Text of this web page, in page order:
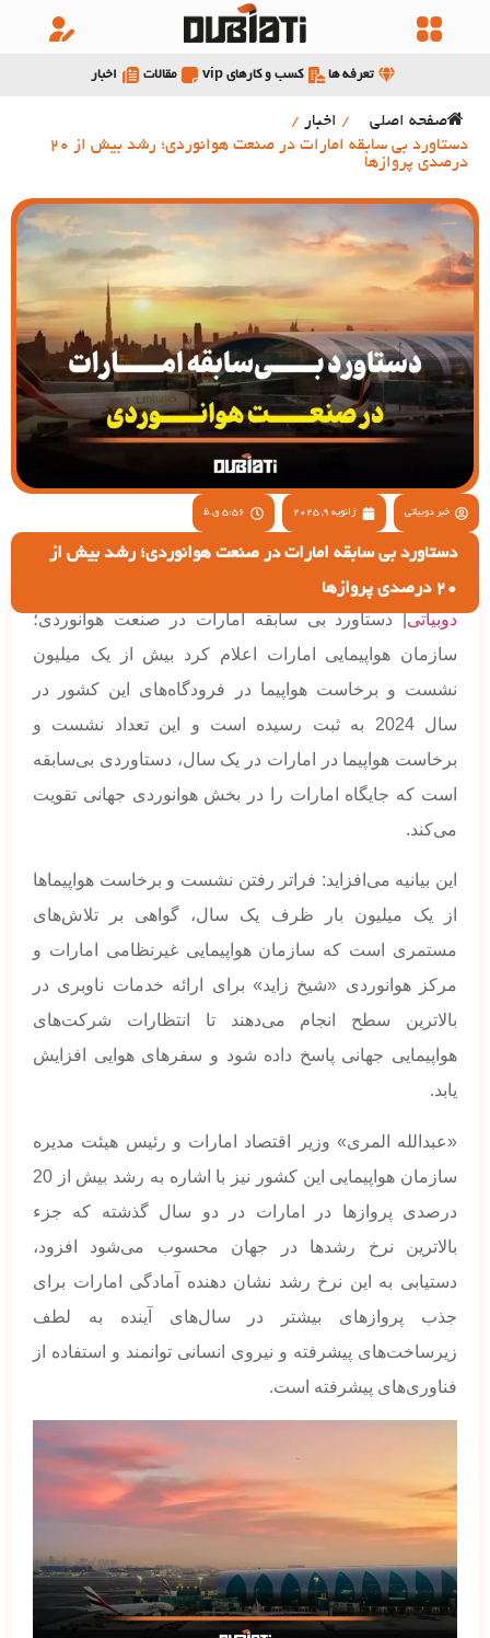
تعرفه ها کسب و کارهای vip مقالات اخبار
صفحه اصلی / اخبار /
دستاورد بی سابقه امارات در صنعت هوانوردی؛ رشد بیش از 20
درصدی پروازها
خبر دوبیاتی ژانویه 9, 2025 5:56 ق.ظ
دستاورد بی سابقه امارات در صنعت هوانوردی؛ رشد بیش از
20 درصدی پروازها
دوبیاتی| دستاورد بی سابقه امارات در صنعت هوانوردی؛
سازمان هواپیمایی امارات اعلام کرد بیش از یک میلیون
نشست و برخاست هواپیما در فرودگاه‌های این کشور در
سال 2024 به ثبت رسیده است و این تعداد نشست و
برخاست هواپیما در امارات در یک سال، دستاوردی بی‌سابقه
است که جایگاه امارات را در بخش هوانوردی جهانی تقویت
می‌کند.
این بیانیه می‌افزاید: فراتر رفتن نشست و برخاست هواپیماها
از یک میلیون بار ظرف یک سال، گواهی بر تلاش‌های
مستمری است که سازمان هواپیمایی غیرنظامی امارات و
مرکز هوانوردی «شیخ زاید» برای ارائه خدمات ناوبری در
بالاترین سطح انجام می‌دهند تا انتظارات شرکت‌های
هواپیمایی جهانی پاسخ داده شود و سفرهای هوایی افزایش
یابد.
«عبدالله المری» وزیر اقتصاد امارات و رئیس هیئت مدیره
سازمان هواپیمایی این کشور نیز با اشاره به رشد بیش از 20
درصدی پروازها در امارات در دو سال گذشته که جزء
بالاترین نرخ رشدها در جهان محسوب می‌شود افزود،
دستیابی به این نرخ رشد نشان دهنده آمادگی امارات برای
جذب پروازهای بیشتر در سال‌های آینده به لطف
زیرساخت‌های پیشرفته و نیروی انسانی توانمند و استفاده از
فناوری‌های پیشرفته است.